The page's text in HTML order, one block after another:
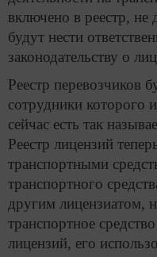
включено в реестр, не
будут нести
законодательству о
Реестр перевозчиков
сотрудники которого
сейчас есть так
Реестр лицензий
транспортными
транспортного
другим лицензиатом,
транспортное
лицензий, его